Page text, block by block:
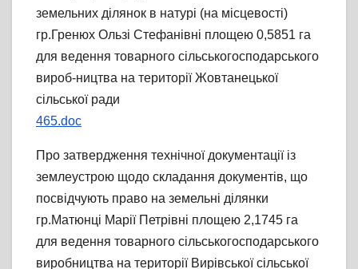
земельних ділянок в натурі (на місцевості)
гр.Гренюх Ользі Стефанівні площею 0,5851 га
для ведення товарного сільськогосподарського
вироб-ництва на території Жовтанецької
сільської ради
465.doc
Про затвердження технічної документації із
землеустрою щодо складання документів, що
посвідчують право на земельні ділянки
гр.Матюнці Марії Петрівні площею 2,1745 га
для ведення товарного сільськогосподарського
виробництва на території Вирівської сільської